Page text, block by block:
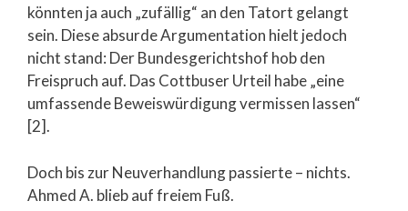
könnten ja auch „zufällig“ an den Tatort gelangt
sein. Diese absurde Argumentation hielt jedoch
nicht stand: Der Bundesgerichtshof hob den
Freispruch auf. Das Cottbuser Urteil habe „eine
umfassende Beweiswürdigung vermissen lassen“
[2].
Doch bis zur Neuverhandlung passierte – nichts.
Ahmed A. blieb auf freiem Fuß.